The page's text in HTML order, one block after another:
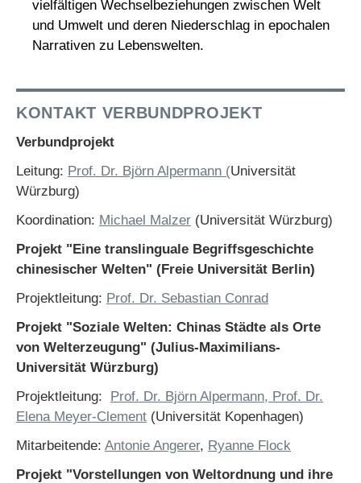
vielfältigen Wechselbeziehungen zwischen Welt
und Umwelt und deren Niederschlag in epochalen
Narrativen zu Lebenswelten.
KONTAKT VERBUNDPROJEKT
Verbundprojekt
Leitung: Prof. Dr. Björn Alpermann (Universität
Würzburg)
Koordination: Michael Malzer (Universität Würzburg)
Projekt "Eine translinguale Begriffsgeschichte
chinesischer Welten" (Freie Universität Berlin)
Projektleitung: Prof. Dr. Sebastian Conrad
Projekt "Soziale Welten: Chinas Städte als Orte
von Welterzeugung" (Julius-Maximilians-
Universität Würzburg)
Projektleitung: Prof. Dr. Björn Alpermann, Prof. Dr.
Elena Meyer-Clement (Universität Kopenhagen)
Mitarbeitende: Antonie Angerer, Ryanne Flock
Projekt "Vorstellungen von Weltordnung und ihre